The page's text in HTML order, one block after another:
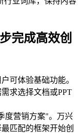
完成高效创
可体验基础功能。
求选择文档或PPT
度营销方案"。万兴
匹配的框架开始创